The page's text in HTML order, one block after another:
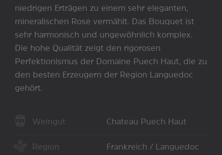
niedrigen Erträgen zu einem sehr eleganten,
mineralischen Rosé vermählt. Das Bouquet ist
sehr harmonisch und ungewöhnlich komplex.
Die hohe Qualität zeigt den rigorosen
Perfektionismus der Domaine Puech Haut, die zu
den besten Erzeugern der Region Languedoc
gehört.
Weingut Chateau Puech Haut
Region Frankreich / Languedoc